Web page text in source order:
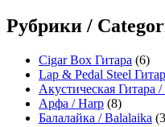
Рубрики /
Cigar Box Гитара (6)
Lap & Pedal Steel
Акустическая Гитара
Арфа / Harp (8)
Балалайка / Balalaika